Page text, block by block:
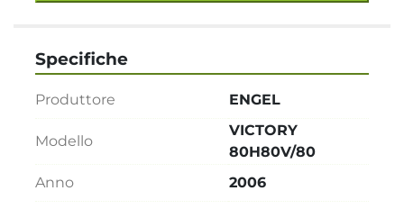
Specifiche
Produttore ENGEL
Modello
VICTORY
80H80V/80
Anno
2006